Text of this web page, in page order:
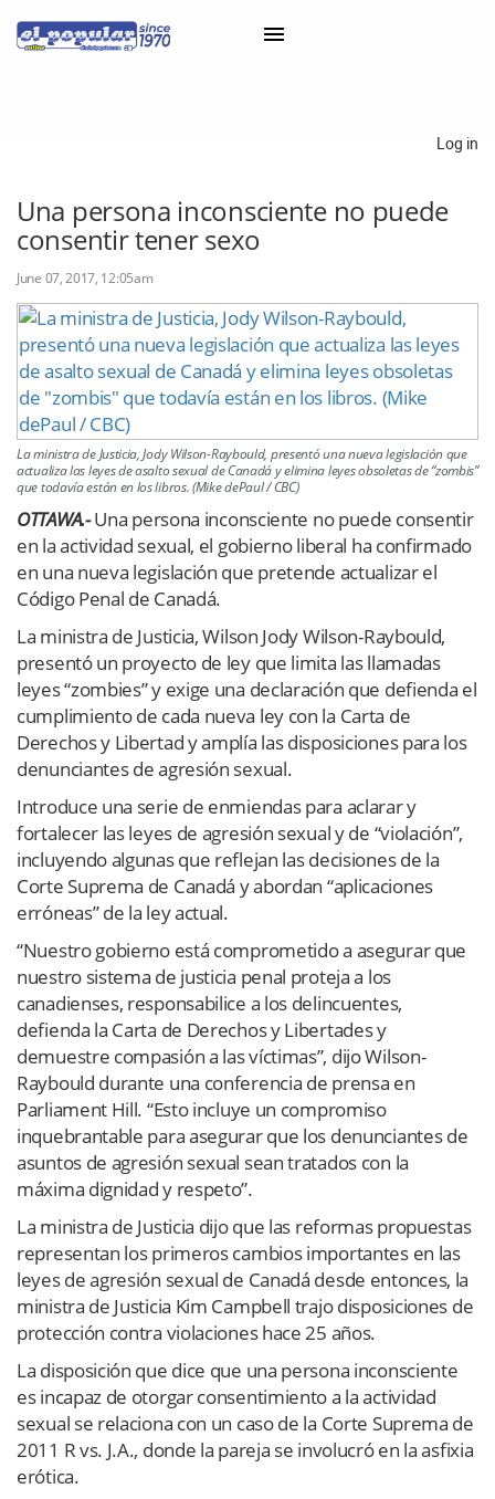
Classifieds
Categorías
Iniciar sesión con Clascal
Log in
Una persona inconsciente no puede
consentir tener sexo
June 07, 2017, 12:05am
La ministra de Justicia, Jody Wilson-Raybould, presentó una nueva legislación que
actualiza las leyes de asalto sexual de Canadá y elimina leyes obsoletas de “zombis”
que todavía están en los libros. (Mike dePaul / CBC)
OTTAWA.-Una persona inconsciente no puede consentir
en la actividad sexual, el gobierno liberal ha confirmado
en una nueva legislación que pretende actualizar el
Código Penal de Canadá.
La ministra de Justicia, Wilson Jody Wilson-Raybould,
presentó un proyecto de ley que limita las llamadas
leyes “zombies” y exige una declaración que defienda el
cumplimiento de cada nueva ley con la Carta de
Derechos y Libertad y amplía las disposiciones para los
denunciantes de agresión sexual.
Introduce una serie de enmiendas para aclarar y
fortalecer las leyes de agresión sexual y de “violación”,
incluyendo algunas que reflejan las decisiones de la
Corte Suprema de Canadá y abordan “aplicaciones
erróneas” de la ley actual.
“Nuestro gobierno está comprometido a asegurar que
nuestro sistema de justicia penal proteja a los
canadienses, responsabilice a los delincuentes,
defienda la Carta de Derechos y Libertades y
demuestre compasión a las víctimas”, dijo Wilson-
Raybould durante una conferencia de prensa en
Parliament Hill. “Esto incluye un compromiso
inquebrantable para asegurar que los denunciantes de
asuntos de agresión sexual sean tratados con la
máxima dignidad y respeto”.
La ministra de Justicia dijo que las reformas propuestas
representan los primeros cambios importantes en las
leyes de agresión sexual de Canadá desde entonces, la
ministra de Justicia Kim Campbell trajo disposiciones de
protección contra violaciones hace 25 años.
La disposición que dice que una persona inconsciente
es incapaz de otorgar consentimiento a la actividad
sexual se relaciona con un caso de la Corte Suprema de
2011 R vs. J.A., donde la pareja se involucró en la asfixia
erótica.